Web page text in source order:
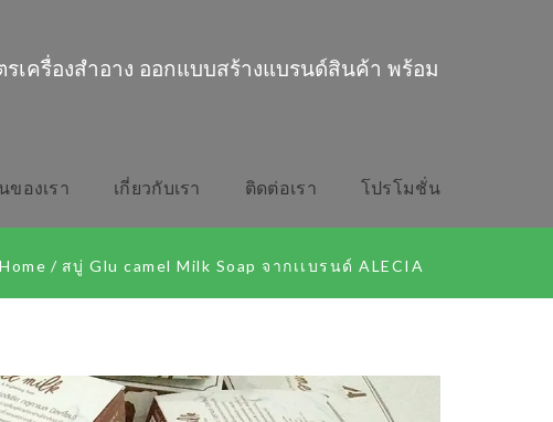
เครื่องสำอาง ออกแบบสร้างแบรนด์สินค้า พร้อม
ของเรา เกี่ยวกับเรา ติดต่อเรา โปรโมชั่น
Home / สบู่ Glu camel Milk Soap จากเเบรนด์​ ALECIA